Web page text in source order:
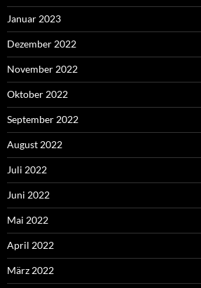
Januar 2023
Dezember 2022
November 2022
Oktober 2022
September 2022
August 2022
Juli 2022
Juni 2022
Mai 2022
April 2022
März 2022